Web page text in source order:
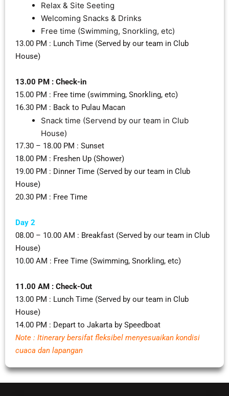
Relax & Site Seeting
Welcoming Snacks & Drinks
Free time (Swimming, Snorkling, etc)
13.00 PM : Lunch Time (Served by our team in Club
House)
13.00 PM : Check-in
15.00 PM : Free time (swimming, Snorkling, etc)
16.30 PM : Back to Pulau Macan
Snack time (Servend by our team in Club
House)
17.30 – 18.00 PM : Sunset
18.00 PM : Freshen Up (Shower)
19.00 PM : Dinner Time (Served by our team in Club
House)
20.30 PM : Free Time
Day 2
08.00 – 10.00 AM : Breakfast (Served by our team in Club
House)
10.00 AM : Free Time (Swimming, Snorkling, etc)
11.00 AM : Check-Out
13.00 PM : Lunch Time (Served by our team in Club
House)
14.00 PM : Depart to Jakarta by Speedboat
Note : Itinerary bersifat fleksibel menyesuaikan kondisi
cuaca dan lapangan